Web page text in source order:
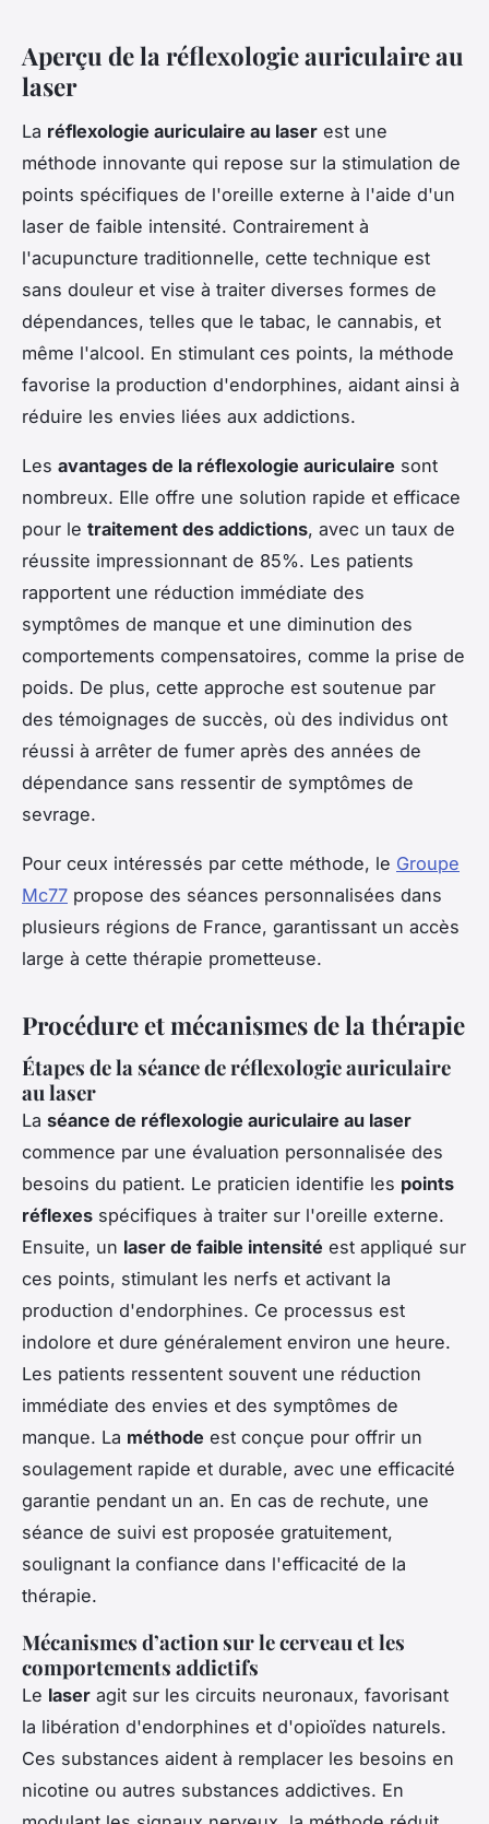
Aperçu de la réflexologie auriculaire au
laser
La réflexologie auriculaire au laser est une
méthode innovante qui repose sur la stimulation de
points spécifiques de l'oreille externe à l'aide d'un
laser de faible intensité. Contrairement à
l'acupuncture traditionnelle, cette technique est
sans douleur et vise à traiter diverses formes de
dépendances, telles que le tabac, le cannabis, et
même l'alcool. En stimulant ces points, la méthode
favorise la production d'endorphines, aidant ainsi à
réduire les envies liées aux addictions.
Les avantages de la réflexologie auriculaire sont
nombreux. Elle offre une solution rapide et efficace
pour le traitement des addictions, avec un taux de
réussite impressionnant de 85%. Les patients
rapportent une réduction immédiate des
symptômes de manque et une diminution des
comportements compensatoires, comme la prise de
poids. De plus, cette approche est soutenue par
des témoignages de succès, où des individus ont
réussi à arrêter de fumer après des années de
dépendance sans ressentir de symptômes de
sevrage.
Pour ceux intéressés par cette méthode, le Groupe
Mc77 propose des séances personnalisées dans
plusieurs régions de France, garantissant un accès
large à cette thérapie prometteuse.
Procédure et mécanismes de la thérapie
Étapes de la séance de réflexologie auriculaire
au laser
La séance de réflexologie auriculaire au laser
commence par une évaluation personnalisée des
besoins du patient. Le praticien identifie les points
réflexes spécifiques à traiter sur l'oreille externe.
Ensuite, un laser de faible intensité est appliqué sur
ces points, stimulant les nerfs et activant la
production d'endorphines. Ce processus est
indolore et dure généralement environ une heure.
Les patients ressentent souvent une réduction
immédiate des envies et des symptômes de
manque. La méthode est conçue pour offrir un
soulagement rapide et durable, avec une efficacité
garantie pendant un an. En cas de rechute, une
séance de suivi est proposée gratuitement,
soulignant la confiance dans l'efficacité de la
thérapie.
Mécanismes d’action sur le cerveau et les
comportements addictifs
Le laser agit sur les circuits neuronaux, favorisant
la libération d'endorphines et d'opioïdes naturels.
Ces substances aident à remplacer les besoins en
nicotine ou autres substances addictives. En